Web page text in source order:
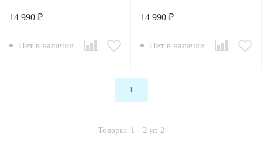
14 990 ₽
Нет в наличии
14 990 ₽
Нет в наличии
1
Товары: 1 - 2 из 2